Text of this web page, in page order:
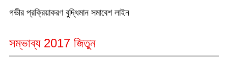
গভীর প্রক্রিয়াকরণ বুদ্ধিমান সমাবেশ লাইন
সম্ভাব্য 2017 জিতুন